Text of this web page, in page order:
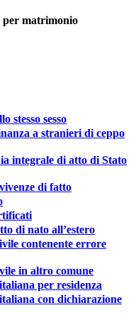
per matrimonio
stesso sesso
a stranieri di ceppo
integrale di atto di Stato
di fatto
di nato all’estero
contenente errore
in altro comune
per residenza
con dichiarazione